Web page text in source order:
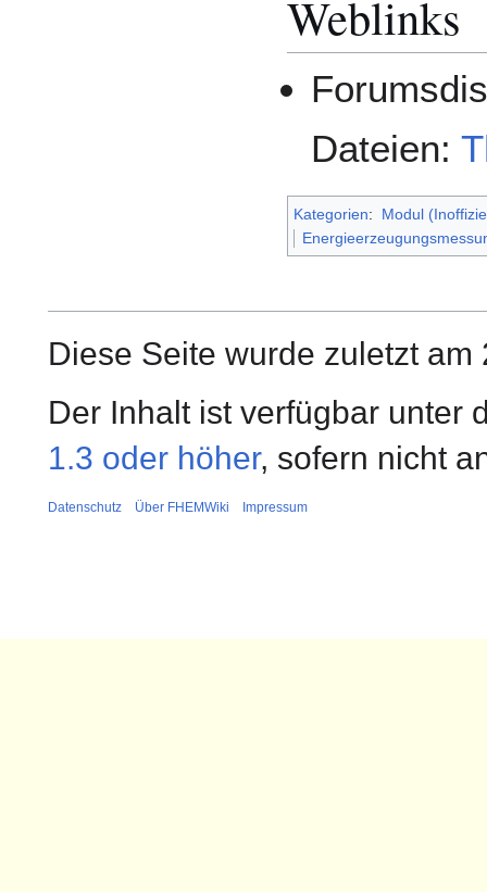
Weblinks
Dateien:
Kategorien:
Modul
Diese Seite wurde zuletzt
Der Inhalt ist verfügbar unter
1.3 oder höher, sofern nicht
Datenschutz Über FHEMWiki Impressum